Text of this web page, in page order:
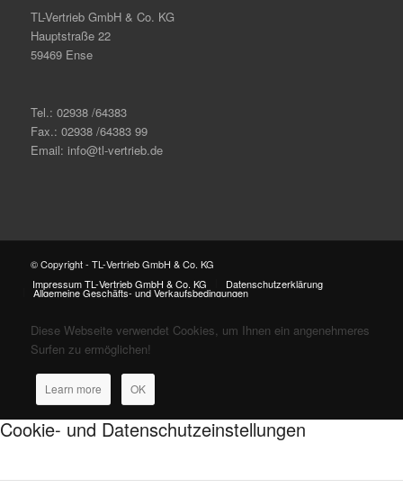
TL-Vertrieb GmbH & Co. KG
Hauptstraße 22
59469 Ense
Tel.: 02938 /64383
Fax.: 02938 /64383 99
Email: info@tl-vertrieb.de
© Copyright - TL-Vertrieb GmbH & Co. KG
Impressum TL-Vertrieb GmbH & Co. KG
Datenschutzerklärung
Allgemeine Geschäfts- und Verkaufsbedingungen
Diese Webseite verwendet Cookies, um Ihnen ein angenehmeres
Surfen zu ermöglichen!
Learn more OK
Cookie- und Datenschutzeinstellungen